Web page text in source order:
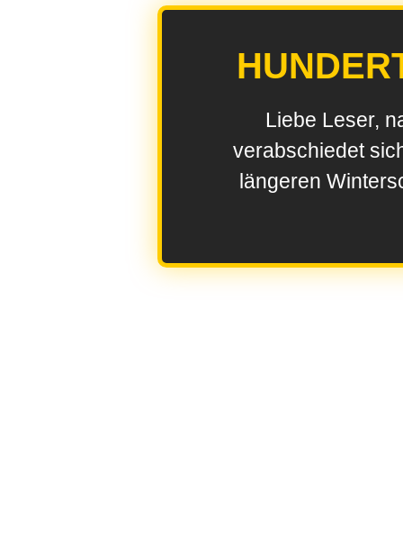
Liebe Leser,
verabschiedet
längeren